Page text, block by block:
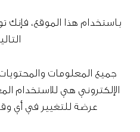
باستخدام هذا الموقع، فإنك
جميع المعلومات
الإلكتروني هي للاستخدام
عرضة للتغيير في أي